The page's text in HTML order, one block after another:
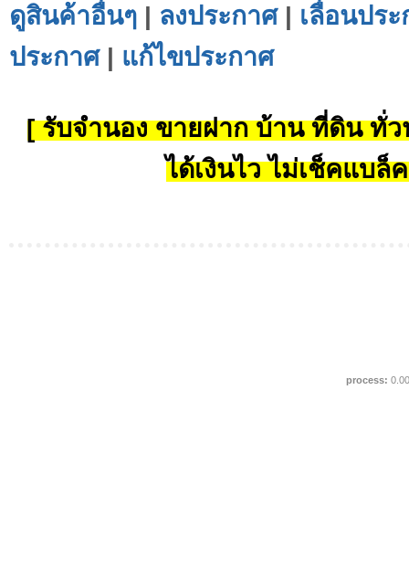
ดูสินค้าอื่นๆ | ลงประกาศ| เลื่อนปร
ประกาศ| แก้ไขประกาศ
[ รับจำนอง ขายฝาก บ้าน ที่ดิน ทั่ว
ได้เงินไว ไม่เช็คแบล็
process: